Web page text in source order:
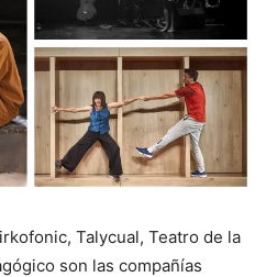
Talycual, Teatro de la
son las compañías